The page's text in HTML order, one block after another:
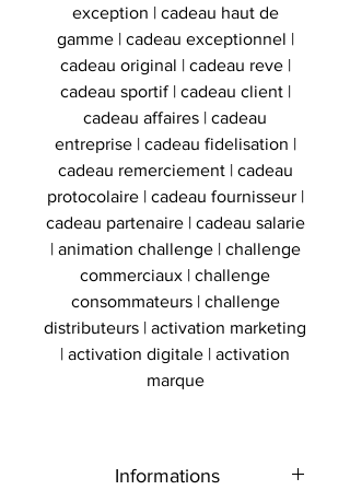
exception | cadeau haut de
gamme | cadeau exceptionnel |
cadeau original | cadeau reve |
cadeau sportif | cadeau client |
cadeau affaires | cadeau
entreprise | cadeau fidelisation |
cadeau remerciement | cadeau
protocolaire | cadeau fournisseur |
cadeau partenaire | cadeau salarie
| animation challenge | challenge
commerciaux | challenge
consommateurs | challenge
distributeurs | activation marketing
| activation digitale | activation
marque
Informations